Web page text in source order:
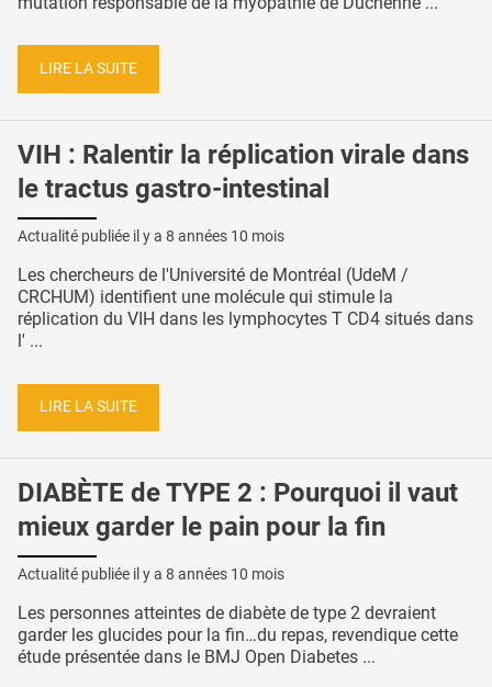
LIRE LA SUITE
VIH : Ralentir la réplication virale dans
le tractus gastro-intestinal
Actualité publiée il y a 8 années 10 mois
Les chercheurs de l'Université de Montréal (UdeM /
CRCHUM) identifient une molécule qui stimule la
réplication du VIH dans les lymphocytes T CD4 situés dans
l' ...
LIRE LA SUITE
DIABÈTE de TYPE 2 : Pourquoi il vaut
mieux garder le pain pour la fin
Actualité publiée il y a 8 années 10 mois
Les personnes atteintes de diabète de type 2 devraient
garder les glucides pour la fin…du repas, revendique cette
étude présentée dans le BMJ Open Diabetes ...